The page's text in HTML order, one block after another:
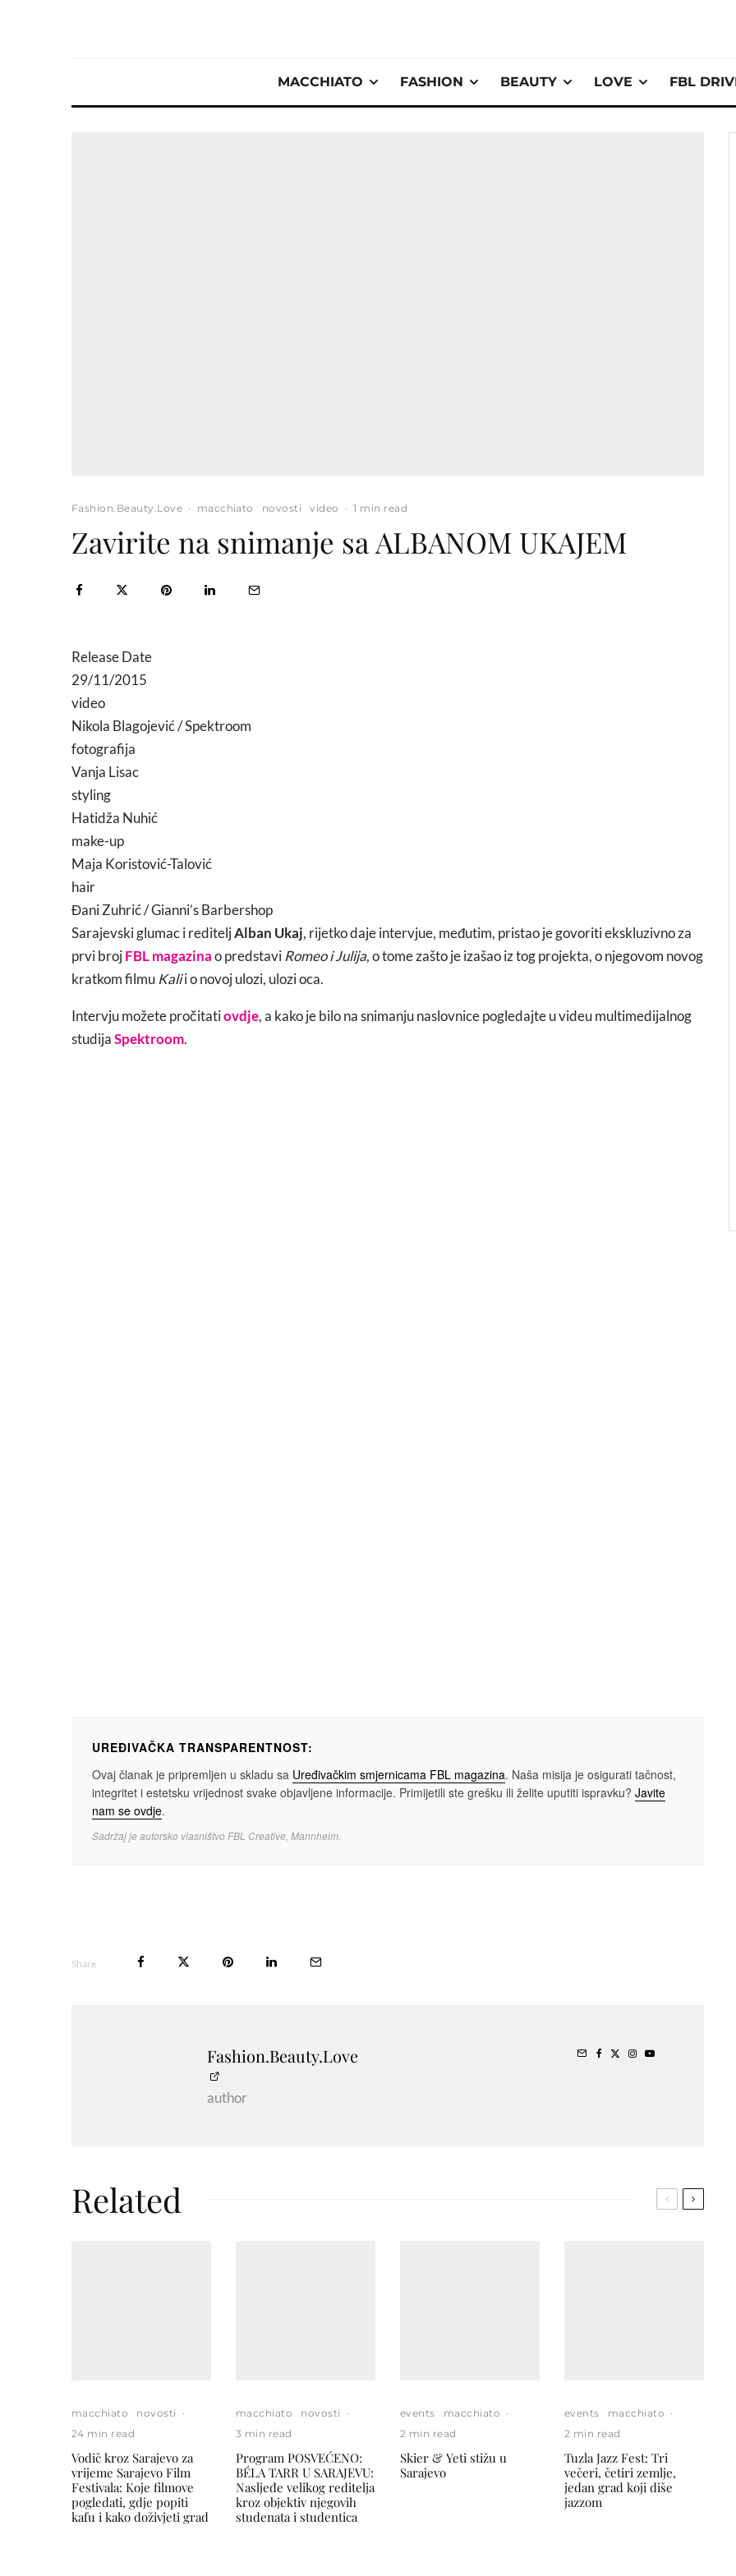
MACCHIATO FASHION BEAUTY LOVE FBL
Fashion.Beauty.Love · macchiato novosti video · 1 min read
Zavirite na snimanje sa ALBANOM UKAJEM
Release Date
29/11/2015
video
Nikola Blagojević / Spektroom
fotografija
Vanja Lisac
styling
Hatidža Nuhić
make-up
Maja Koristović-Talović
hair
Đani Zuhrić / Gianni’s Barbershop
Sarajevski glumac i rediteljAlban Ukaj, rijetko daje intervjue, međutim, pristao je govoriti ekskluzivno za
prvi brojFBL magazinao predstavi Romeo i Julija, o tome zašto je izašao iz tog projekta, o njegovom novog
kratkom filmu Kalii o novoj ulozi, ulozi oca.
Intervju možete pročitatiovdje, a kako je bilo na snimanju naslovnice pogledajte u videu multimedijalnog
studijaSpektroom.
UREĐIVAČKA TRANSPARENTNOST:
Ovaj članak je pripremljen u skladu sa Uređivačkim smjernicama FBL magazina. Naša misija je osigurati tačnost,
integritet i estetsku vrijednost svake objavljene informacije. Primijetili ste grešku ili želite uputiti ispravku? Javite
nam se ovdje.
Sadržaj je autorsko vlasništvo FBL Creative, Mannheim.
Share
Fashion.Beauty.Love
author
Related
macchiato novosti
·
24 min read
Vodič kroz Sarajevo za
vrijeme Sarajevo Film
Festivala: Koje filmove
pogledati, gdje popiti
kafu i kako doživjeti grad
macchiato novosti
·
3 min read
Program POSVEĆENO:
BÉLA TARR U SARAJEVU:
Nasljeđe velikog reditelja
kroz objektiv njegovih
studenata i studentica
events macchiato ·
2 min read
Skier & Yeti stižu u
Sarajevo
events macchiato ·
2 min read
Tuzla Jazz Fest: Tri
večeri, četiri zemlje,
jedan grad koji diše
jazzom